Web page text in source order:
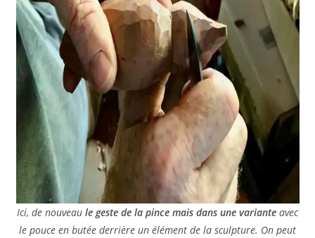
Ici, de nouveau le geste de la pince mais dans une variante avec
le pouce en butée derrière un élément de la sculpture. On peut